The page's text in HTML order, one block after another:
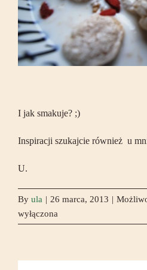
I jak smakuje? ;)
Inspiracji szukajcie również u
U.
By ula | 26 marca, 2013 |
wyłączona